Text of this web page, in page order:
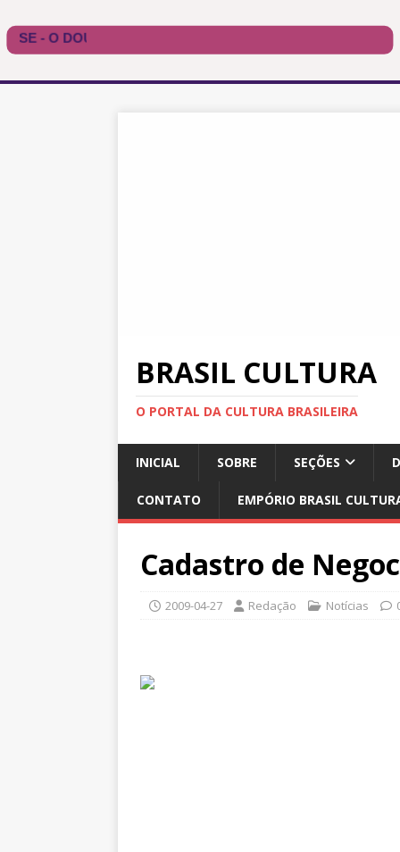
BRASIL CULTURA
O PORTAL DA CULTURA BRASILEIRA
INICIAL SOBRE SEÇÕES
CONTATO EMPÓRIO BRASIL
Cadastro de
2009-04-27 Redação Notícias